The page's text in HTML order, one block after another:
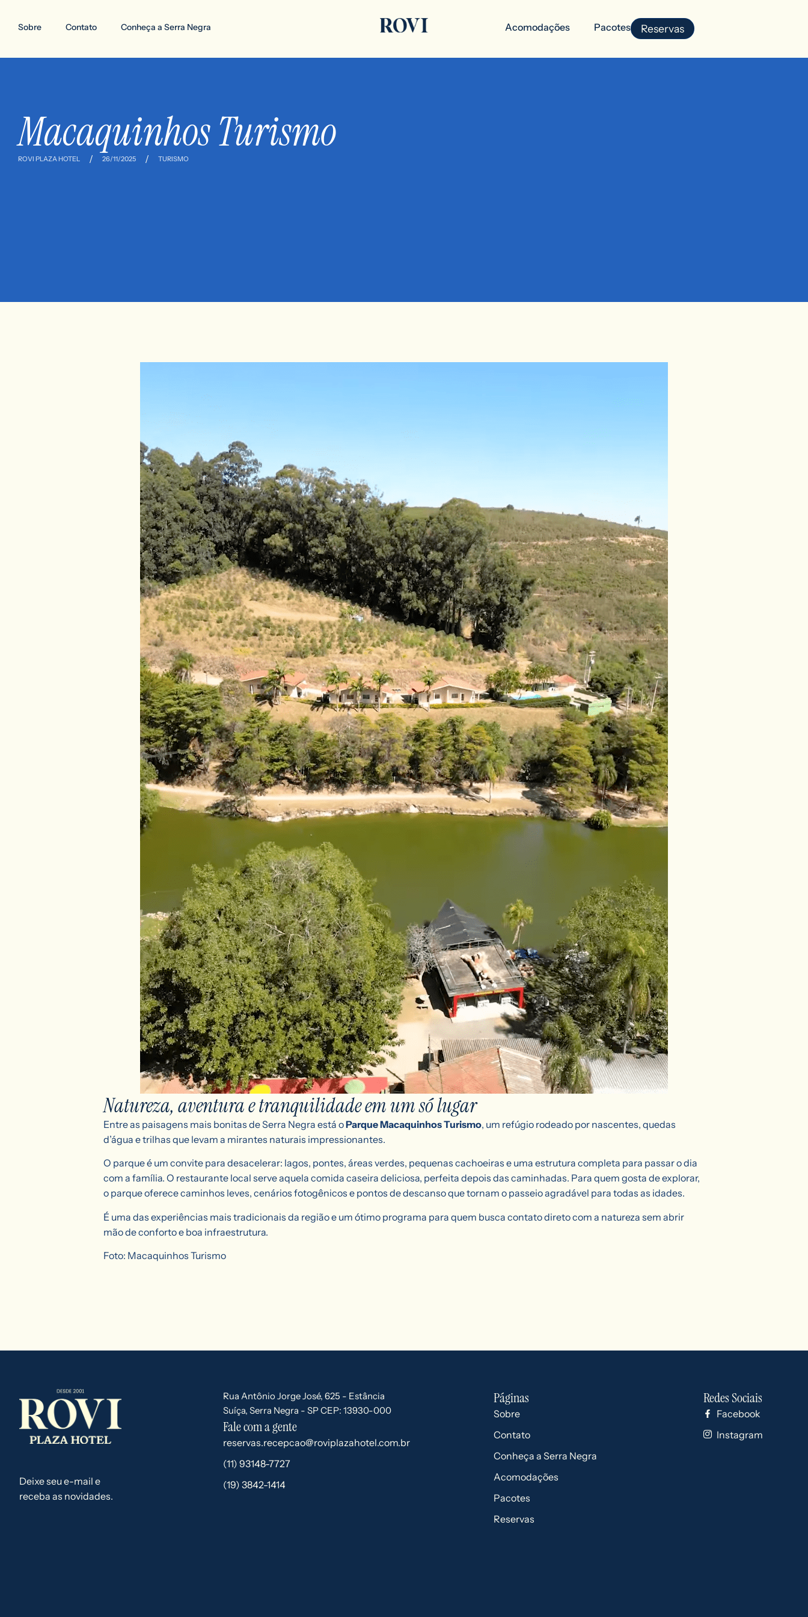
Sobre Contato Conheça a Serra Negra Acomodações Pacotes Reservas
Macaquinhos Turismo
ROVI PLAZA HOTEL / 26/11/2025 / TURISMO
Natureza, aventura e tranquilidade em um só lugar
Entre as paisagens mais bonitas de Serra Negra está oParque Macaquinhos Turismo, um refúgio rodeado por nascentes, quedas
d’água e trilhas que levam a mirantes naturais impressionantes.
O parque é um convite para desacelerar: lagos, pontes, áreas verdes, pequenas cachoeiras e uma estrutura completa para passar o dia
com a família. O restaurante local serve aquela comida caseira deliciosa, perfeita depois das caminhadas. Para quem gosta de explorar,
o parque oferece caminhos leves, cenários fotogênicos e pontos de descanso que tornam o passeio agradável para todas as idades.
É uma das experiências mais tradicionais da região e um ótimo programa para quem busca contato direto com a natureza sem abrir
mão de conforto e boa infraestrutura.
Foto: Macaquinhos Turismo
Deixe seu e-mail e
receba as novidades.
Rua Antônio Jorge José, 625 - Estância
Suíça, Serra Negra - SP CEP: 13930-000
Fale com a gente
reservas.recepcao@roviplazahotel.com.br
(11) 93148-7727
(19) 3842-1414
Páginas
Sobre
Contato
Conheça a Serra Negra
Acomodações
Pacotes
Reservas
Redes Sociais
Facebook
Instagram